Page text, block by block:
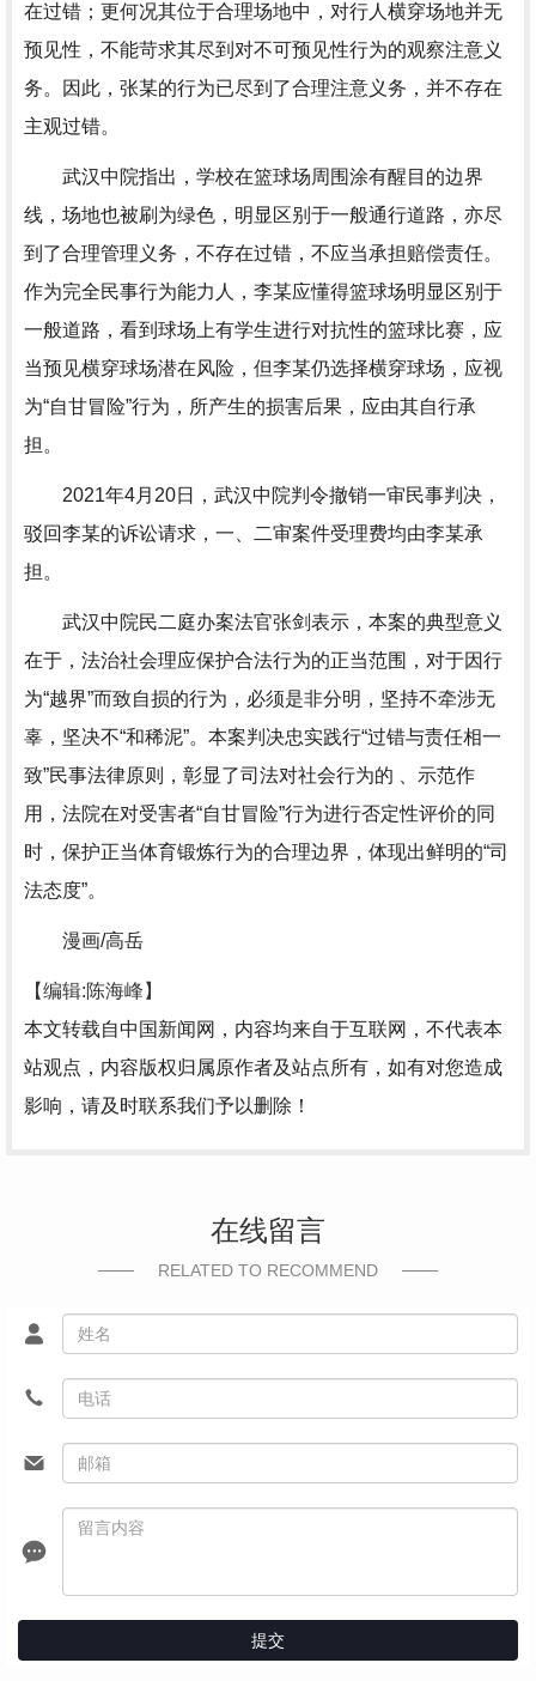
在过错；更何况其位于合理场地中，对行人横穿场地并无
预见性，不能苛求其尽到对不可预见性行为的观察注意义
务。因此，张某的行为已尽到了合理注意义务，并不存在
主观过错。
武汉中院指出，学校在篮球场周围涂有醒目的边界
线，场地也被刷为绿色，明显区别于一般通行道路，亦尽
到了合理管理义务，不存在过错，不应当承担赔偿责任。
作为完全民事行为能力人，李某应懂得篮球场明显区别于
一般道路，看到球场上有学生进行对抗性的篮球比赛，应
当预见横穿球场潜在风险，但李某仍选择横穿球场，应视
为“自甘冒险”行为，所产生的损害后果，应由其自行承
担。
2021年4月20日，武汉中院判令撤销一审民事判决，
驳回李某的诉讼请求，一、二审案件受理费均由李某承
担。
武汉中院民二庭办案法官张剑表示，本案的典型意义
在于，法治社会理应保护合法行为的正当范围，对于因行
为“越界”而致自损的行为，必须是非分明，坚持不牵涉无
辜，坚决不“和稀泥”。本案判决忠实践行“过错与责任相一
致”民事法律原则，彰显了司法对社会行为的 、示范作
用，法院在对受害者“自甘冒险”行为进行否定性评价的同
时，保护正当体育锻炼行为的合理边界，体现出鲜明的“司
法态度”。
漫画/高岳
【编辑:陈海峰】
本文转载自中国新闻网，内容均来自于互联网，不代表本
站观点，内容版权归属原作者及站点所有，如有对您造成
影响，请及时联系我们予以删除！
在线留言
RELATED TO RECOMMEND
提交